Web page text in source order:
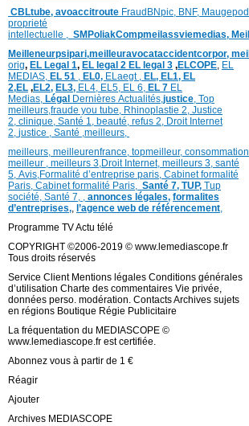
CBLtube, avoaccitroute FraudBNpic, BNF,
proprieté
intellectuelle , SMPoliakCompmeilassviemedias,
Meilleneurpsipari,meilleuravocataccidentcorpor,
orig, EL Legal 1, EL legal 2 EL legal 3 ,ELCOPE, EL
MEDIAS, EL 51 , EL0, ELaegt , EL, EL1, EL
2,EL ,EL2, EL3, EL4, EL5, EL 6, EL 7 EL
Medias, Légal Dernières Actualités,justice, Top
meilleurs,fraude you tube, Rhinoplastie 2, Justice
2, clinique, Santé 1, beauté, refus 2, Droit Internet
2, justice , Santé ,meilleurs,
meilleurs, meilleurenfrance, topmeilleur, consommation
meilleur , meilleurs 3,Droit Internet, meilleurs 3, santé
5, Avis,Formalité d’entreprise paris, Cabinet formalité
Paris, Cabinet formalité Paris, Santé 7, TUP, Tup
société, Santé 7, , annonces légales, formalites
d’entreprises,, l’agence web de référencement,
Programme TV Actu télé
COPYRIGHT ©2006-2019 © www.lemediascope.fr
Tous droits réservés
Service Client Mentions légales Conditions générales
d’utilisation Charte des commentaires Vie privée,
données perso. modération. Contacts Archives sujets
en régions Boutique Régie Publicitaire
La fréquentation du MEDIASCOPE ©
www.lemediascope.fr est certifiée.
Abonnez vous à partir de 1 €
Réagir
Ajouter
Archives MEDIASCOPE